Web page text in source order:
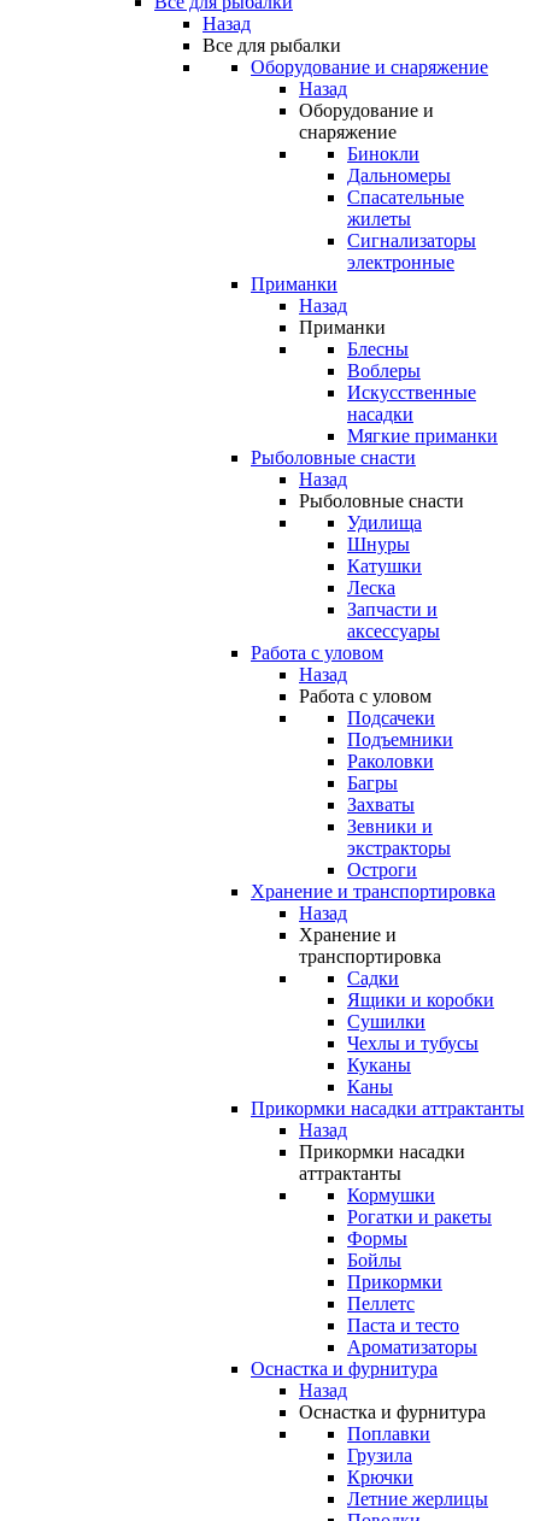
Назад
Все для рыбалки
Оборудование и снаряжение
Назад
Оборудование и
снаряжение
Бинокли
Дальномеры
Спасательные
жилеты
Сигнализаторы
электронные
Приманки
Назад
Приманки
Блесны
Воблеры
Искусственные
насадки
Мягкие приманки
Рыболовные снасти
Назад
Рыболовные снасти
Удилища
Шнуры
Катушки
Леска
Запчасти и
аксессуары
Работа с уловом
Назад
Работа с уловом
Подсачеки
Подъемники
Раколовки
Багры
Захваты
Зевники и
экстракторы
Остроги
Хранение и транспортировка
Назад
Хранение и
транспортировка
Садки
Ящики и коробки
Сушилки
Чехлы и тубусы
Куканы
Каны
Прикормки насадки аттрактанты
Назад
Прикормки насадки
аттрактанты
Кормушки
Рогатки и ракеты
Формы
Бойлы
Прикормки
Пеллетс
Паста и тесто
Ароматизаторы
Оснастка и фурнитура
Назад
Оснастка и фурнитура
Поплавки
Грузила
Крючки
Летние жерлицы